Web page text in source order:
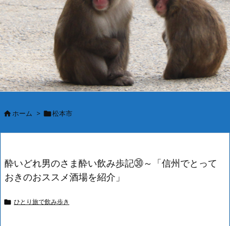
前へ

次へ

検索
ホーム > 松本市
酔いどれ男のさま酔い飲み歩記㉚～「信州でとって
おきのおススメ酒場を紹介」
 ひとり旅で飲み歩き